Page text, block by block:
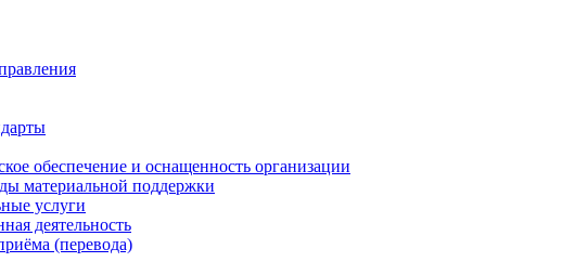
обеспечение и оснащенность организации
материальной поддержки
услуги
деятельность
(перевода)